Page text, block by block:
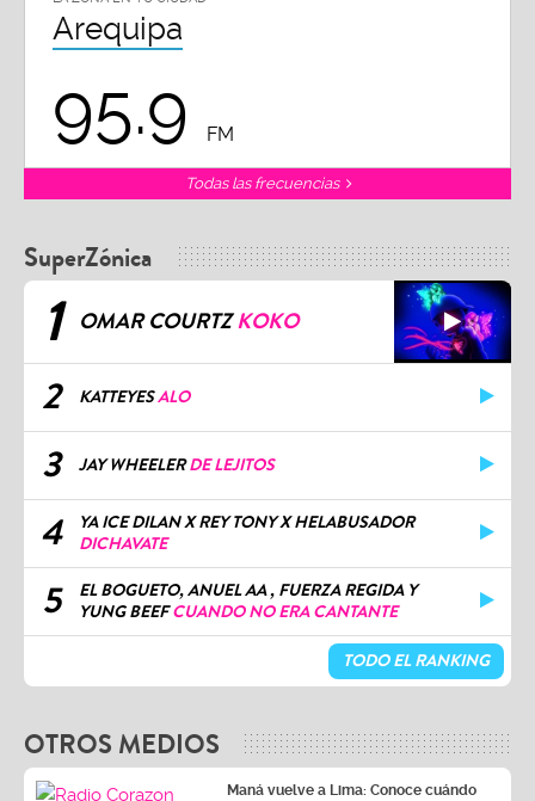
Arequipa
95.9 FM
Todas las frecuencias
SuperZónica
1 OMAR COURTZKOKO
2 KATTEYESALO
3 JAY WHEELERDE LEJITOS
4
YA ICE DILAN X REY TONY X HELABUSADOR
DICHAVATE
5
EL BOGUETO, ANUEL AA , FUERZA REGIDA Y
YUNG BEEFCUANDO NO ERA CANTANTE
TODO EL RANKING
OTROS MEDIOS
Maná vuelve a Lima: Conoce cuándo